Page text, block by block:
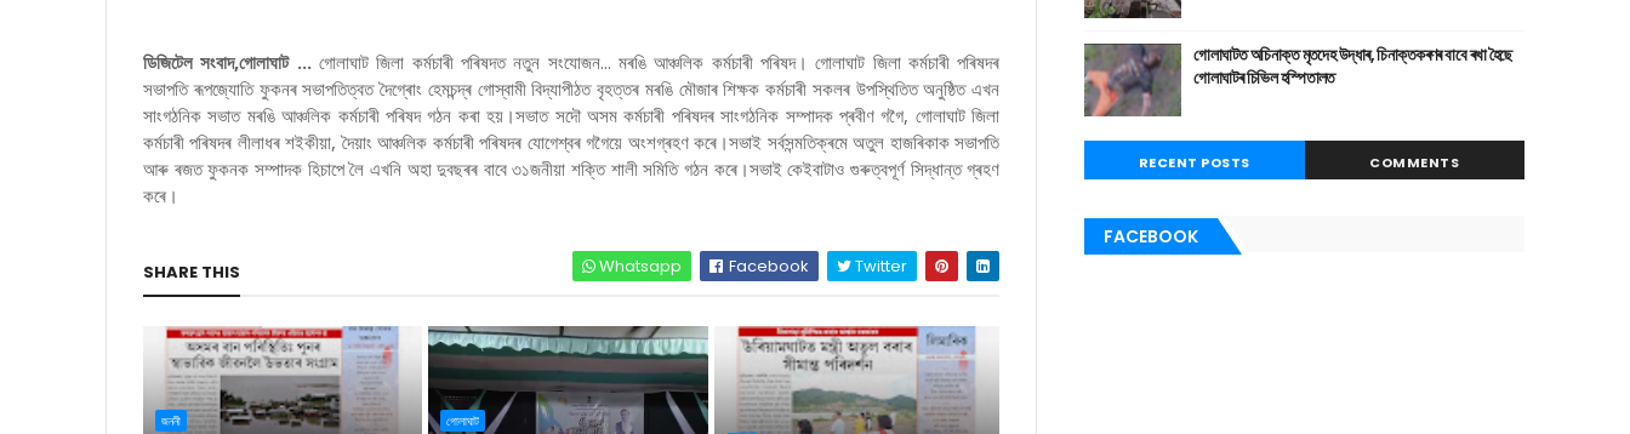
ডিজিটেল সংবাদ,গোলাঘাট ...গোলাঘাট জিলা কৰ্মচাৰী পৰিষদত নতুন সংযোজন... মৰঙি আঞ্চলিক কৰ্মচাৰী পৰিষদ। গোলাঘাট জিলা কৰ্মচাৰী পৰিষদৰ
সভাপতি ৰূপজ্যোতি ফুকনৰ সভাপতিত্বত দৈগ্ৰোং হেমচন্দ্ৰ গোস্বামী বিদ্যাপীঠত বৃহত্তৰ মৰঙি মৌজাৰ শিক্ষক কৰ্মচাৰী সকলৰ উপস্থিতিত অনুষ্ঠিত এখন
সাংগঠনিক সভাত মৰঙি আঞ্চলিক কৰ্মচাৰী পৰিষদ গঠন কৰা হয়।সভাত সদৌ অসম কৰ্মচাৰী পৰিষদৰ সাংগঠনিক সম্পাদক প্ৰবীণ গগৈ, গোলাঘাট জিলা
কৰ্মচাৰী পৰিষদৰ লীলাধৰ শইকীয়া, দৈয়াং আঞ্চলিক কৰ্মচাৰী পৰিষদৰ যোগেশ্বৰ গগৈয়ে অংশগ্ৰহণ কৰে।সভাই সৰ্বসন্মতিক্ৰমে অতুল হাজৰিকাক সভাপতি
আৰু ৰজত ফুকনক সম্পাদক হিচাপে লৈ এখনি অহা দুবছৰৰ বাবে ৩১জনীয়া শক্তি শালী সমিতি গঠন কৰে।সভাই কেইবাটাও গুৰুত্বপূৰ্ণ সিদ্ধান্ত গ্ৰহণ
কৰে।
SHARE THIS Whatsapp Facebook Twitter
জননী গোলাঘাট
গোলাঘাটত অচিনাক্ত মৃতদেহ উদ্ধাৰ, চিনাক্তকৰণৰ বাবে ৰখা হৈছে
গোলাঘাটৰ চিভিল হস্পিতালত
RECENT POSTS COMMENTS
FACEBOOK